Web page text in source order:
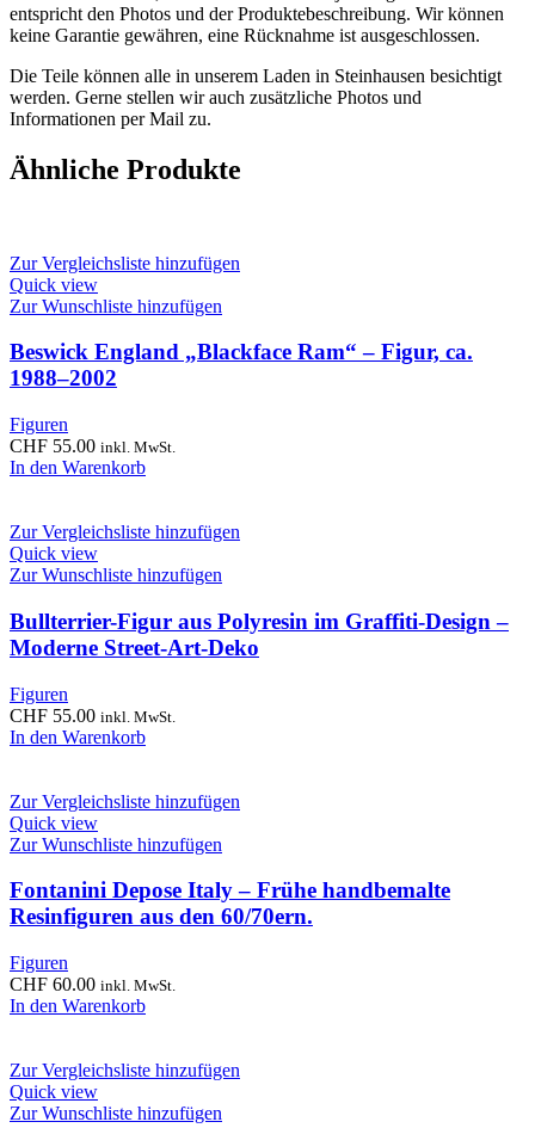
entspricht den Photos und der Produktebeschreibung. Wir können
keine Garantie gewähren, eine Rücknahme ist ausgeschlossen.
Die Teile können alle in unserem Laden in Steinhausen besichtigt
werden. Gerne stellen wir auch zusätzliche Photos und
Informationen per Mail zu.
Ähnliche Produkte
Zur Vergleichsliste hinzufügen
Quick view
Zur Wunschliste hinzufügen
Beswick England „Blackface Ram“ – Figur, ca.
1988–2002
Figuren
CHF 55.00 inkl. MwSt.
In den Warenkorb
Zur Vergleichsliste hinzufügen
Quick view
Zur Wunschliste hinzufügen
Bullterrier-Figur aus Polyresin im Graffiti-Design –
Moderne Street-Art-Deko
Figuren
CHF 55.00 inkl. MwSt.
In den Warenkorb
Zur Vergleichsliste hinzufügen
Quick view
Zur Wunschliste hinzufügen
Fontanini Depose Italy – Frühe handbemalte
Resinfiguren aus den 60/70ern.
Figuren
CHF 60.00 inkl. MwSt.
In den Warenkorb
Zur Vergleichsliste hinzufügen
Quick view
Zur Wunschliste hinzufügen